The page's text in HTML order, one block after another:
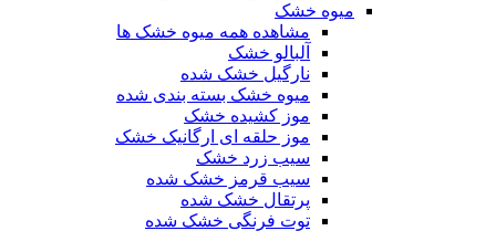
میوه خشک
مشاهده همه میوه خشک ها
آلبالو خشک
نارگیل خشک شده
میوه خشک بسته بندی شده
موز کشیده خشک
موز حلقه ای ارگانیک خشک
سیب زرد خشک
سیب قرمز خشک شده
پرتقال خشک شده
توت فرنگی خشک شده